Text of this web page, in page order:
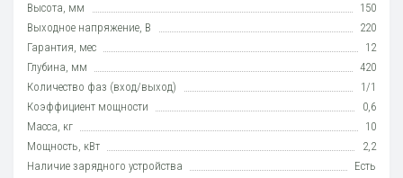
Высота, мм
150
Выходное напряжение, В
220
Гарантия, мес
12
Глубина, мм
420
Количество фаз (вход/выход)
1/1
Коэффициент мощности
0,6
Масса, кг
10
Мощность, кВт
2,2
Наличие зарядного устройства
Есть